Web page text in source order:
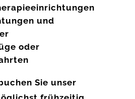
und
oder
Sie unser